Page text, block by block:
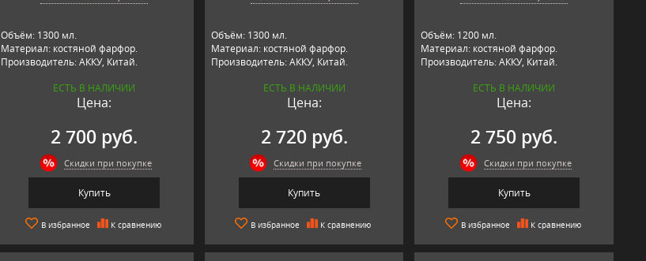
Объём: 1300 мл.
Материал: костяной фарфор.
Производитель: АККУ, Китай.
ЕСТЬ В НАЛИЧИИ
Цена:
2 700 руб.
Скидки при покупке
Купить
В избранное К сравнению
Объём: 1300 мл.
Материал: костяной фарфор.
Производитель: АККУ, Китай.
ЕСТЬ В НАЛИЧИИ
Цена:
2 720 руб.
Скидки при покупке
Купить
В избранное К сравнению
Объём: 1200 мл.
Материал: костяной фарфор.
Производитель: АККУ, Китай.
ЕСТЬ В НАЛИЧИИ
Цена:
2 750 руб.
Скидки при покупке
Купить
В избранное К сравнению